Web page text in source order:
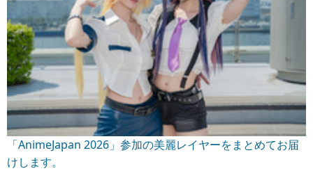
「AnimeJapan 2026」参加の美麗レイヤーをまとめてお届
けします。